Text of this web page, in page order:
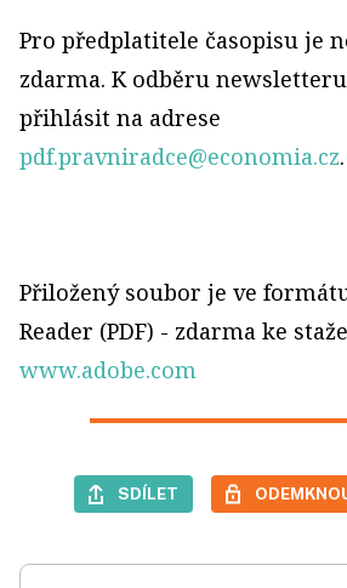
Pro předplatitele časopisu je
zdarma. K odběru
přihlásit na adrese
pdf.pravniradce@economia.cz.
Přiložený soubor je ve
Reader (PDF) - zdarma ke
www.adobe.com
SDÍLET